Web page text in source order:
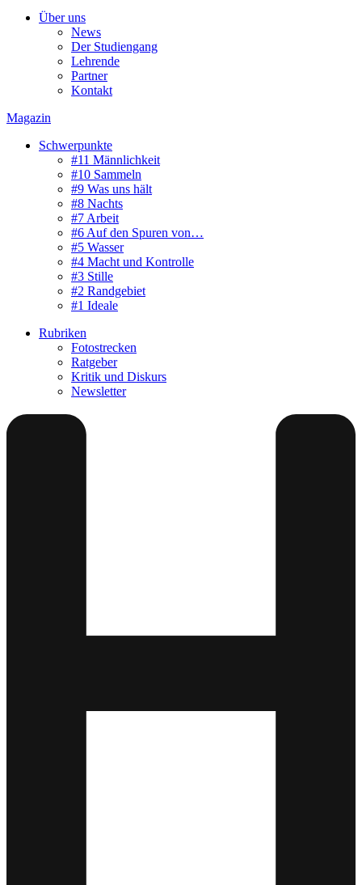
Über uns
News
Der Studiengang
Lehrende
Partner
Kontakt
Magazin
Schwerpunkte
#11 Männlichkeit
#10 Sammeln
#9 Was uns hält
#8 Nachts
#7 Arbeit
#6 Auf den Spuren von…
#5 Wasser
#4 Macht und Kontrolle
#3 Stille
#2 Randgebiet
#1 Ideale
Rubriken
Fotostrecken
Ratgeber
Kritik und Diskurs
Newsletter